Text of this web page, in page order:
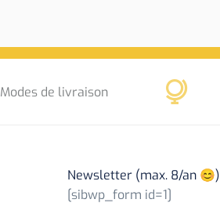
Modes de livraison
Newsletter (max. 8/an 😊)
[sibwp_form id=1]